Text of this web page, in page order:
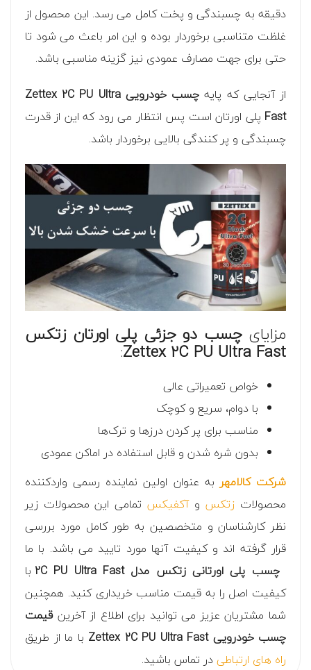
دقیقه به چسبندگی و پخت کامل می رسد. این محصول از
غلظت متناسبی برخوردار بوده و این امر باعث می شود تا
حتی برای جهت مصارف عمودی نیز گزینه مناسبی باشد.
از آنجایی که پایه
چسب خودرویی Zettex 2C PU Ultra
Fast پلی اورتان است پس انتظار می رود که این از قدرت
چسبندگی و پر کنندگی بالایی برخوردار باشد.
مزایایچسب دو جزئی پلی اورتان زتکس
Zettex 2C PU Ultra Fast
:
خواص تعمیراتی عالی
با دوام، سریع و کوچک
مناسب برای پر کردن درزها و ترک‌ها
بدون شره شدن و قابل استفاده در اماکن عمودی
شرکت کالامهر به عنوان اولین نماینده رسمی واردکننده
محصولات زتکس وآکفیکس تمامی این محصولات زیر
نظر کارشناسان و متخصصین به طور کامل مورد بررسی
قرار گرفته اند و کیفیت آنها مورد تایید می باشد. با ما
چسب پلی اورتانی زتکس مدل 2C PU Ultra Fast
با
کیفیت اصل را به قیمت مناسب خریداری کنید. همچنین
شما مشتریان عزیز می توانید برای اطلاع از آخرینقیمت
چسب خودرویی Zettex 2C PU Ultra Fast
با ما از طریق
راه های ارتباطیدر تماس باشید.